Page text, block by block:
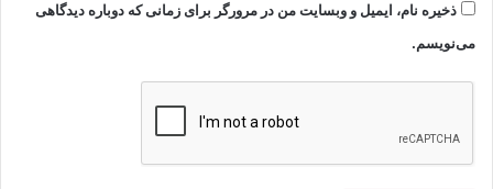
ذخیره نام، ایمیل و وبسایت من در مرورگر برای زمانی که دوباره دیدگاهی
می‌نویسم.